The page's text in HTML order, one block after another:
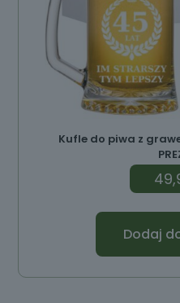
Kufle do piwa z
Dodaj